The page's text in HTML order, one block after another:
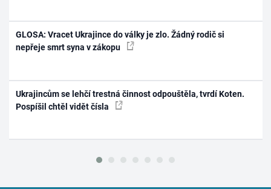
GLOSA: Vracet Ukrajince do války je zlo. Žádný rodič si
nepřeje smrt syna v zákopu
Ukrajincům se lehčí trestná činnost odpouštěla, tvrdí Koten.
Pospíšil chtěl vidět čísla